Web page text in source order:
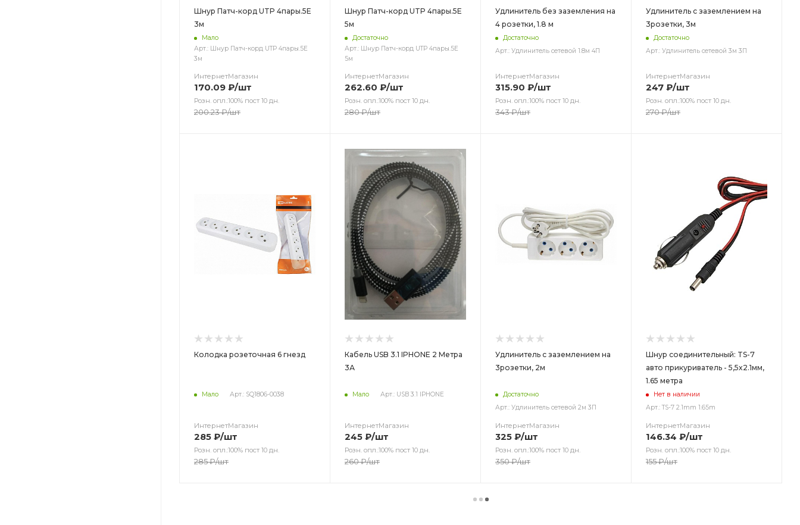
Шнур Патч-корд UTP 4пары.5Е
3м
Мало
Арт.: Шнур Патч-корд UTP 4пары.5Е
3м
ИнтернетМагазин
170.09 ₽/шт
Розн. опл.:100% пост 10 дн.
200.23₽/шт
Шнур Патч-корд UTP 4пары.5Е
5м
Достаточно
Арт.: Шнур Патч-корд UTP 4пары.5Е
5м
ИнтернетМагазин
262.60 ₽/шт
Розн. опл.:100% пост 10 дн.
280₽/шт
Удлинитель без заземления на
4 розетки, 1.8 м
Достаточно
Арт.: Удлинитель сетевой 1.8м 4П
ИнтернетМагазин
315.90 ₽/шт
Розн. опл.:100% пост 10 дн.
343₽/шт
Удлинитель с заземлением на
3розетки, 3м
Достаточно
Арт.: Удлинитель сетевой 3м 3П
ИнтернетМагазин
247 ₽/шт
Розн. опл.:100% пост 10 дн.
270₽/шт
Колодка розеточная 6 гнезд
Мало Арт.: SQ1806-0038
ИнтернетМагазин
285 ₽/шт
Розн. опл.:100% пост 10 дн.
285₽/шт
Кабель USB 3.1 IPHONE 2 Метра
3А
Мало Арт.: USB 3.1 IPHONE
ИнтернетМагазин
245 ₽/шт
Розн. опл.:100% пост 10 дн.
260₽/шт
Цвет
Удлинитель с заземлением на
3розетки, 2м
Достаточно
Арт.: Удлинитель сетевой 2м 3П
ИнтернетМагазин
325 ₽/шт
Розн. опл.:100% пост 10 дн.
350₽/шт
Шнур соединительный: TS-7
авто прикуриватель - 5,5х2.1мм,
1.65 метра
Нет в наличии
Арт.: TS-7 2.1mm 1.65m
ИнтернетМагазин
146.34 ₽/шт
Розн. опл.:100% пост 10 дн.
155₽/шт